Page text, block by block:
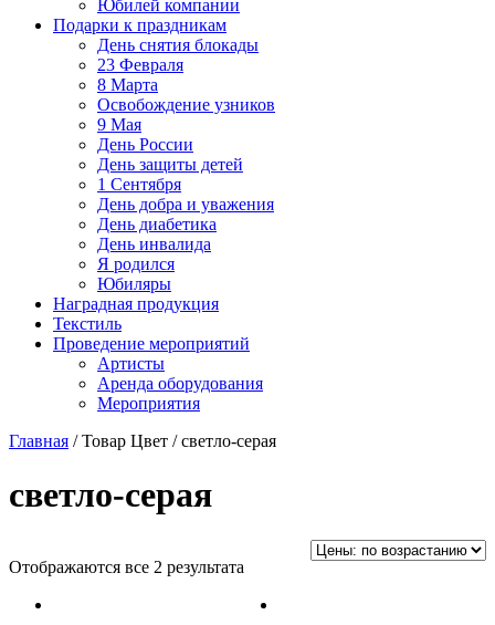
Юбилей компании
Подарки к праздникам
День снятия блокады
23 Февраля
8 Марта
Освобождение узников
9 Мая
День России
День защиты детей
1 Сентября
День добра и уважения
День диабетика
День инвалида
Я родился
Юбиляры
Наградная продукция
Текстиль
Проведение мероприятий
Артисты
Аренда оборудования
Мероприятия
Главная / Товар Цвет / светло-серая
светло-серая
Отображаются все 2 результата